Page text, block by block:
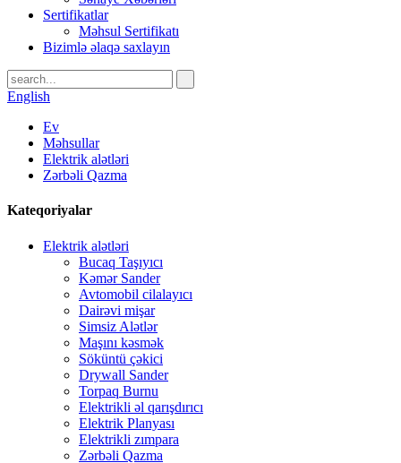
Sertifikatlar
Məhsul Sertifikatı
Bizimlə əlaqə saxlayın
English
Ev
Məhsullar
Elektrik alətləri
Zərbəli Qazma
Kateqoriyalar
Elektrik alətləri
Bucaq Taşıyıcı
Kəmər Sander
Avtomobil cilalayıcı
Dairəvi mişar
Simsiz Alətlər
Maşını kəsmək
Söküntü çəkici
Drywall Sander
Torpaq Burnu
Elektrikli əl qarışdırıcı
Elektrik Planyası
Elektrikli zımpara
Zərbəli Qazma